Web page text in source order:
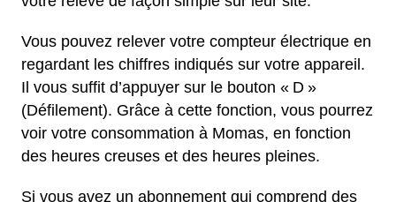
Vous pouvez relever votre compteur électrique en
regardant les chiffres indiqués sur votre appareil.
Il vous suffit d’appuyer sur le bouton « D »
(Défilement). Grâce à cette fonction, vous pourrez
voir votre consommation à Momas, en fonction
des heures creuses et des heures pleines.
Si vous avez un abonnement qui comprend des